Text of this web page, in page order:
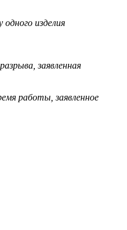
одного изделия
заявленная
работы, заявленное